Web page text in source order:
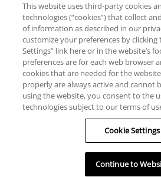
01 41 91 96 52
RCI:
044 800 9108
RCI Voyages:
01 41 91 96 53
Copyright © RCI Europe. Tous droits
possédé, contrôlé et géré par RCI
Exchange, Rockingham Road,
Royaume-Uni. Numéro
This website uses third-party cookies
technologies (“cookies”) that collect
of information as described in our
customize your preferences by clicking
Settings” link here or in the website’s
preferences are for each web browser
cookies that are needed for the
properly are always active and cannot
using the website, you consent to the
technologies subject to our terms of
Cookie Settings
Continue to